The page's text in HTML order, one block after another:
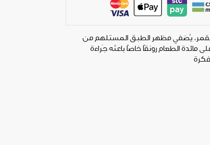
يُضفي مظهر الطبق المستلهم من
مائدة الطعام رونقًا خاصًا باعثه جَراءة